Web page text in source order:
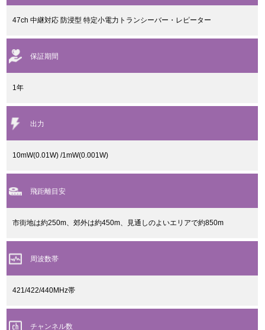
47ch 中継対応 防浸型 特定小電力トランシーバー・レピーター
保証期間
1年
出力
10mW(0.01W) /1mW(0.001W)
飛距離目安
市街地は約250m、郊外は約450m、見通しのよいエリアで約850m
周波数帯
421/422/440MHz帯
チャンネル数